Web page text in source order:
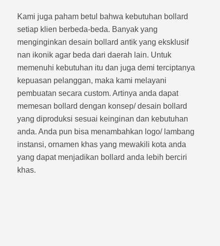
Kami juga paham betul bahwa kebutuhan bollard
setiap klien berbeda-beda. Banyak yang
menginginkan desain bollard antik yang eksklusif
nan ikonik agar beda dari daerah lain. Untuk
memenuhi kebutuhan itu dan juga demi terciptanya
kepuasan pelanggan, maka kami melayani
pembuatan secara custom. Artinya anda dapat
memesan bollard dengan konsep/ desain bollard
yang diproduksi sesuai keinginan dan kebutuhan
anda. Anda pun bisa menambahkan logo/ lambang
instansi, ornamen khas yang mewakili kota anda
yang dapat menjadikan bollard anda lebih berciri
khas.